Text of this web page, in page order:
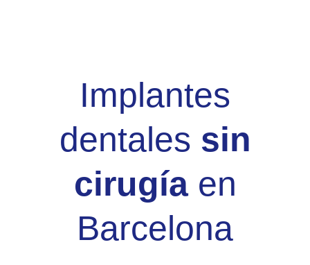
Implantes
dentales sin
cirugíaen
Barcelona